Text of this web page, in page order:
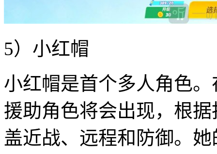
5）小红帽
小红帽是首个多人角色
援助角色将会出现，根
盖近战、远程和防御。